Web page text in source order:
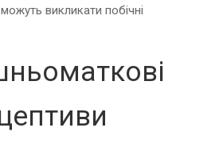
викликати побічні